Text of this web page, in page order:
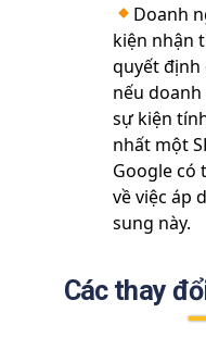
Doanh
kiện nhận
quyết định
nếu
sự kiện
nhất một
Google có
về việc áp
sung này.
Các thay